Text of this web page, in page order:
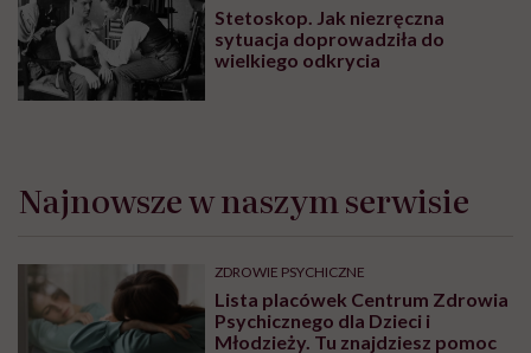
Stetoskop. Jak niezręczna
sytuacja doprowadziła do
wielkiego odkrycia
Najnowsze w naszym serwisie
ZDROWIE PSYCHICZNE
Lista placówek Centrum Zdrowia
Psychicznego dla Dzieci i
Młodzieży. Tu znajdziesz pomoc